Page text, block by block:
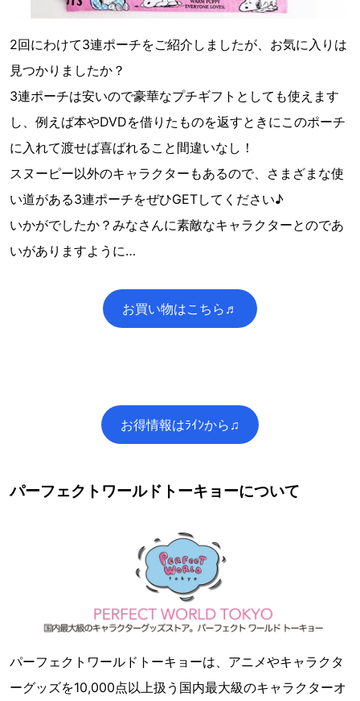
2回にわけて3連ポーチをご紹介しましたが、お気に入りは
見つかりましたか？
3連ポーチは安いので豪華なプチギフトとしても使えます
し、例えば本やDVDを借りたものを返すときにこのポーチ
に入れて渡せば喜ばれること間違いなし！
スヌーピー以外のキャラクターもあるので、さまざまな使
い道がある3連ポーチをぜひGETしてください♪
いかがでしたか？みなさんに素敵なキャラクターとのであ
いがありますように…
お買い物はこちら♬
お得情報はﾗｲﾝから♫
パーフェクトワールドトーキョーについて
パーフェクトワールドトーキョーは、アニメやキャラクタ
ーグッズを10,000点以上扱う国内最大級のキャラクターオ